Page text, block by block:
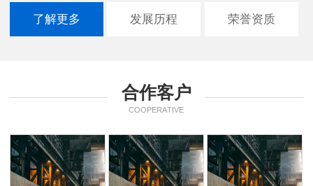
了解更多 发展历程 荣誉资质
合作客户
COOPERATIVE